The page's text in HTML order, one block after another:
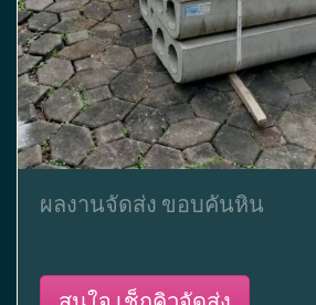
ผลงานจัดส่ง ขอบคันหิน